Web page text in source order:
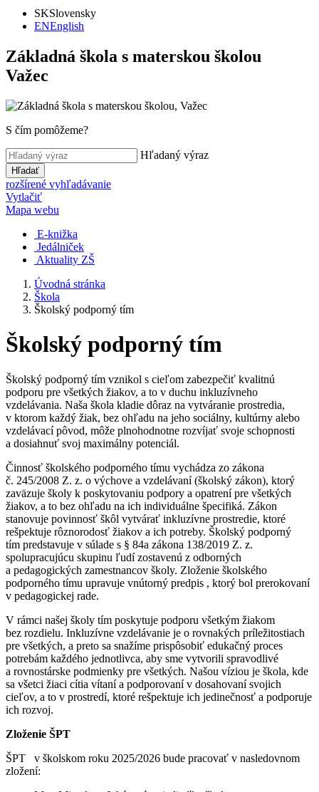
SKSlovensky
ENEnglish
Základná škola s materskou školou
Važec
S čím pomôžeme?
Hľadaný výraz
Hľadať
rozšírené vyhľadávanie
Vytlačiť
Mapa webu
E-knižka
Jedálniček
Aktuality ZŠ
Úvodná stránka
Škola
Školský podporný tím
Školský podporný tím
Školský podporný tím vznikol s cieľom zabezpečiť kvalitnú
podporu pre všetkých žiakov, a to v duchu inkluzívneho
vzdelávania. Naša škola kladie dôraz na vytváranie prostredia,
v ktorom každý žiak, bez ohľadu na jeho sociálny, kultúrny alebo
vzdelávací pôvod, môže plnohodnotne rozvíjať svoje schopnosti
a dosiahnuť svoj maximálny potenciál.
Činnosť školského podporného tímu vychádza zo zákona
č. 245/2008 Z. z. o výchove a vzdelávaní (školský zákon), ktorý
zaväzuje školy k poskytovaniu podpory a opatrení pre všetkých
žiakov, a to bez ohľadu na ich individuálne špecifiká. Zákon
stanovuje povinnosť škôl vytvárať inkluzívne prostredie, ktoré
rešpektuje rôznorodosť žiakov a ich potreby. Školský podporný
tím predstavuje v súlade s § 84a zákona 138/2019 Z. z.
spolupracujúcu skupinu ľudí zostavenú z odborných
a pedagogických zamestnancov školy. Zloženie školského
podporného tímu upravuje vnútorný predpis , ktorý bol prerokovaní
v pedagogickej rade.
V rámci našej školy tím poskytuje podporu všetkým žiakom
bez rozdielu. Inkluzívne vzdelávanie je o rovnakých príležitostiach
pre všetkých, a preto sa snažíme prispôsobiť edukačný proces
potrebám každého jednotlivca, aby sme vytvorili spravodlivé
a rovnostárske podmienky pre všetkých. Našou víziou je škola, kde
sa všetci žiaci cítia vítaní a podporovaní v dosahovaní svojich
cieľov, a to v prostredí, ktoré rešpektuje ich jedinečnosť a podporuje
ich rozvoj.
Zloženie ŠPT
ŠPT v školskom roku 2025/2026 bude pracovať v nasledovnom
zložení: